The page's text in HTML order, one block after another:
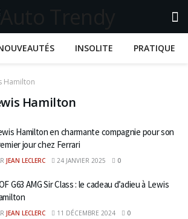
INSOLITE PRATIQUE
Hamilton
Hamilton
Hamilton en charmante compagnie pour son
jour chez Ferrari
JEAN LECLERC 24 JANVIER 2025 0
G63 AMG Sir Class : le cadeau d’adieu à Lewis
JEAN LECLERC 11 DÉCEMBRE 2024 0